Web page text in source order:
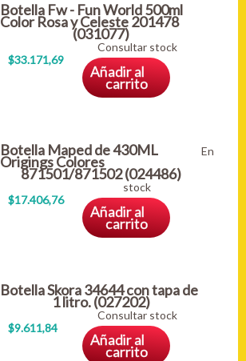
Botella Fw - Fun World 500ml
Color Rosa y Celeste 201478
(031077)
$33.171,69
Consultar stock
Añadir al
carrito
Botella Maped de 430ML
Origings Colores
871501/871502 (024486)
$17.406,76
En
stock
Añadir al
carrito
Botella Skora 34644 con tapa de
1 litro. (027202)
$9.611,84
Consultar stock
Añadir al
carrito